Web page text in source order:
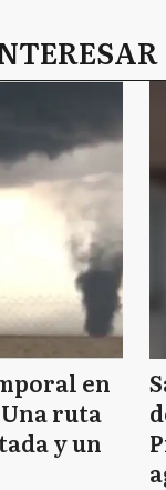
en
ruta
y un